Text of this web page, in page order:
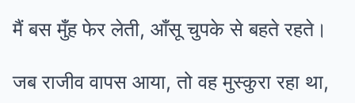
मैं बस मुँह फेर लेती, आँसू चुपके से बहते रहते।
जब राजीव वापस आया, तो वह मुस्कुरा रहा था,